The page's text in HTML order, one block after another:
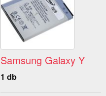
Samsung Galaxy Y
1 db